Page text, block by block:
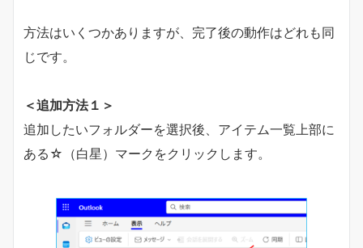
方法はいくつかありますが、完了後の動作はどれも同
じです。
＜追加方法１＞
追加したいフォルダーを選択後、アイテム一覧上部に
ある☆（白星）マークをクリックします。